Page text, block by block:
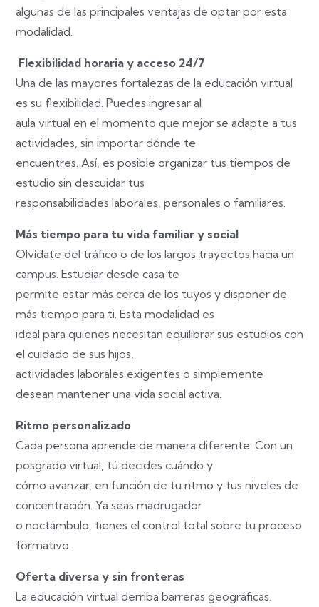
algunas de las principales ventajas de optar por esta
modalidad.
Flexibilidad horaria y acceso 24/7
Una de las mayores fortalezas de la educación virtual
es su flexibilidad. Puedes ingresar al
aula virtual en el momento que mejor se adapte a tus
actividades, sin importar dónde te
encuentres. Así, es posible organizar tus tiempos de
estudio sin descuidar tus
responsabilidades laborales, personales o familiares.
Más tiempo para tu vida familiar y social
Olvídate del tráfico o de los largos trayectos hacia un
campus. Estudiar desde casa te
permite estar más cerca de los tuyos y disponer de
más tiempo para ti. Esta modalidad es
ideal para quienes necesitan equilibrar sus estudios con
el cuidado de sus hijos,
actividades laborales exigentes o simplemente
desean mantener una vida social activa.
Ritmo personalizado
Cada persona aprende de manera diferente. Con un
posgrado virtual, tú decides cuándo y
cómo avanzar, en función de tu ritmo y tus niveles de
concentración. Ya seas madrugador
o noctámbulo, tienes el control total sobre tu proceso
formativo.
Oferta diversa y sin fronteras
La educación virtual derriba barreras geográficas.